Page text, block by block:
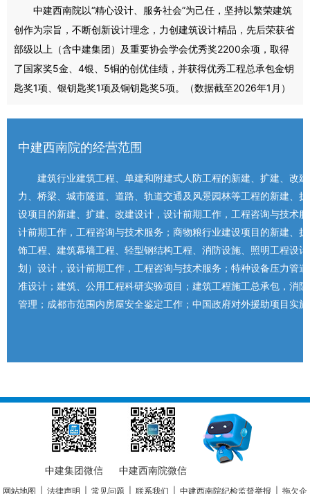
中建西南院以“精心设计、服务社会”为己任，坚持以繁荣建筑
创作为宗旨，不断创新设计理念，力创建筑设计精品，先后荣获省
部级以上（含中建集团）及重要协会学会优秀奖2200余项，取得
了国家奖5金、4银、5铜的创优佳绩，并获得优秀工程总承包金钥
匙奖1项、银钥匙奖1项及铜钥匙奖5项。（数据截至2026年1月）
中建西南院的经营范围
建筑行业建筑工程、单建和附建式人防工程的新建、扩建、改
力、桥梁、城市隧道、道路、轨道交通及风景园林等工程的新建、
设项目的新建、扩建、改建设计，设计前期工作，工程咨询与技术
计前期工作，工程咨询与技术服务；商物粮行业建设项目的新建、
饰工程、建筑幕墙工程、轻型钢结构工程、消防设施、照明工程设
划）设计，设计前期工作，工程咨询与技术服务；特种设备压力管
准设计；建筑、公用工程科研实验项目；建筑工程施工总承包，消
管理；成都市范围内房屋安全鉴定工作；中国政府对外援助项目实
中建集团微信 中建西南院微信
网站地图 法律声明 常见问题 联系我们 中建西南院纪检监督举报 拖欠企